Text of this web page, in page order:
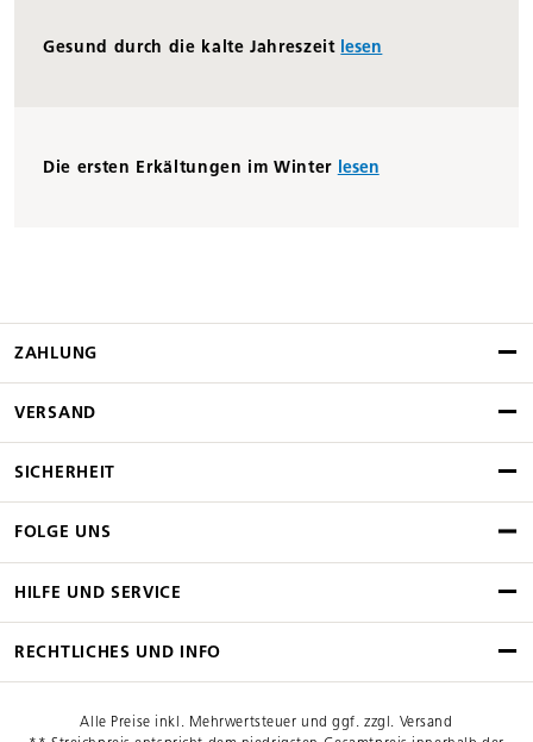
Gesund durch die kalte Jahreszeit lesen
Die ersten Erkältungen im Winter lesen
ZAHLUNG
VERSAND
SICHERHEIT
FOLGE UNS
HILFE UND SERVICE
RECHTLICHES UND INFO
Alle Preise inkl. Mehrwertsteuer und ggf. zzgl. Versand